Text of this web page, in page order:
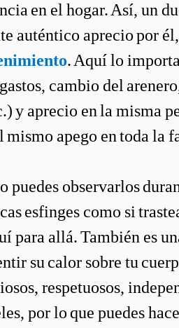
en el hogar. Así, un
auténtico aprecio por
. Aquí lo
cambio del
y aprecio en la misma
mismo apego en toda la
puedes observarlos
esfinges como si
para allá. También es
su calor sobre tu
respetuosos,
por lo que puedes